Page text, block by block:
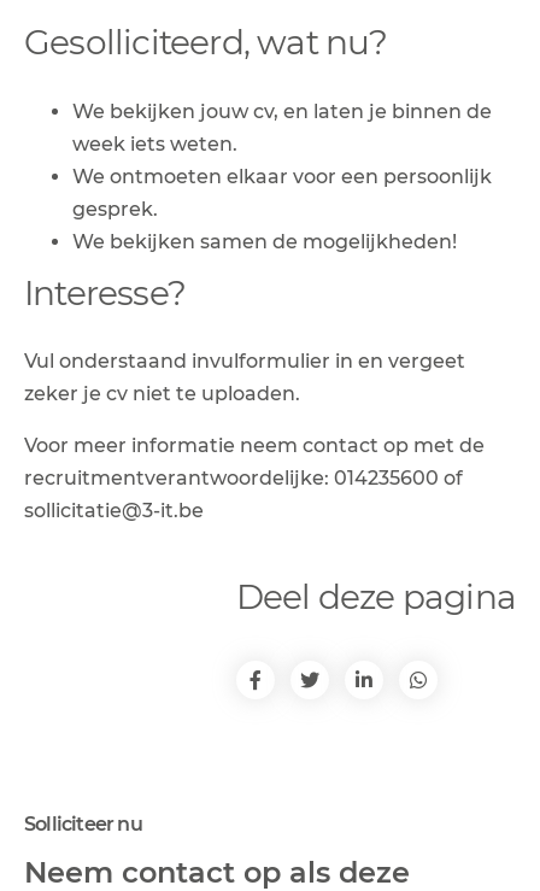
Gesolliciteerd, wat nu?
We bekijken jouw cv, en laten je binnen de
week iets weten.
We ontmoeten elkaar voor een persoonlijk
gesprek.
We bekijken samen de mogelijkheden!
Interesse?
Vul onderstaand invulformulier in en vergeet
zeker je cv niet te uploaden.
Voor meer informatie neem contact op met de
recruitmentverantwoordelijke: 014235600 of
sollicitatie@3-it.be
Deel deze pagina
Solliciteer nu
Neem contact op als deze